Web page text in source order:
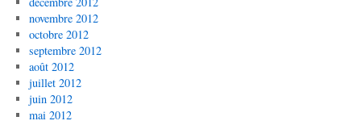
novembre 2012
octobre 2012
septembre 2012
août 2012
juillet 2012
juin 2012
mai 2012